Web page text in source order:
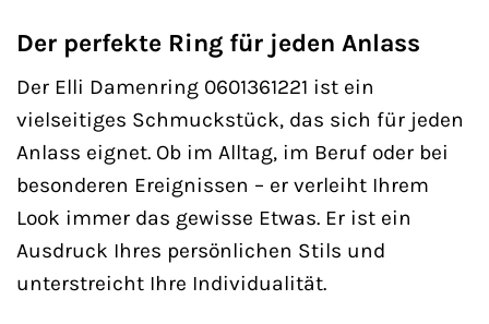
Der perfekte Ring für jeden Anlass
Der Elli Damenring 0601361221 ist ein
vielseitiges Schmuckstück, das sich für jeden
Anlass eignet. Ob im Alltag, im Beruf oder bei
besonderen Ereignissen – er verleiht Ihrem
Look immer das gewisse Etwas. Er ist ein
Ausdruck Ihres persönlichen Stils und
unterstreicht Ihre Individualität.